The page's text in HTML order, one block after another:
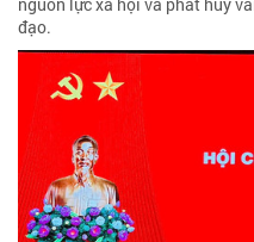
đạo.